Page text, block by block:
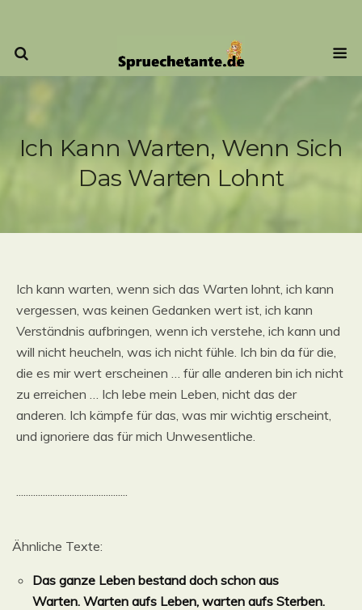
Ich Kann Warten, Wenn Sich
Das Warten Lohnt
Ich kann warten, wenn sich das Warten lohnt, ich kann
vergessen, was keinen Gedanken wert ist, ich kann
Verständnis aufbringen, wenn ich verstehe, ich kann und
will nicht heucheln, was ich nicht fühle. Ich bin da für die,
die es mir wert erscheinen … für alle anderen bin ich nicht
zu erreichen … Ich lebe mein Leben, nicht das der
anderen. Ich kämpfe für das, was mir wichtig erscheint,
und ignoriere das für mich Unwesentliche.
..............................................
Ähnliche Texte:
Das ganze Leben bestand doch schon aus
Warten. Warten aufs Leben, warten aufs Sterben.